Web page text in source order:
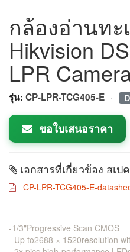
กล้องอ่านทะ
Hikvision
LPR
รุ่น: CP-LPR-TCG405-E ·
ขอใบเสนอราคา
เอกสารที่เกี่ยวข้อง สเ
CP-LPR-TCG405-E-
-1/3"Progressive Scan CMOS
- Up to2688 × 1520resolution